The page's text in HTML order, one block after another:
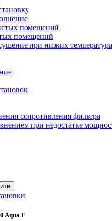
помещений
помещений
при низких
сопротивления фильтра
при недостатке
Aqua F